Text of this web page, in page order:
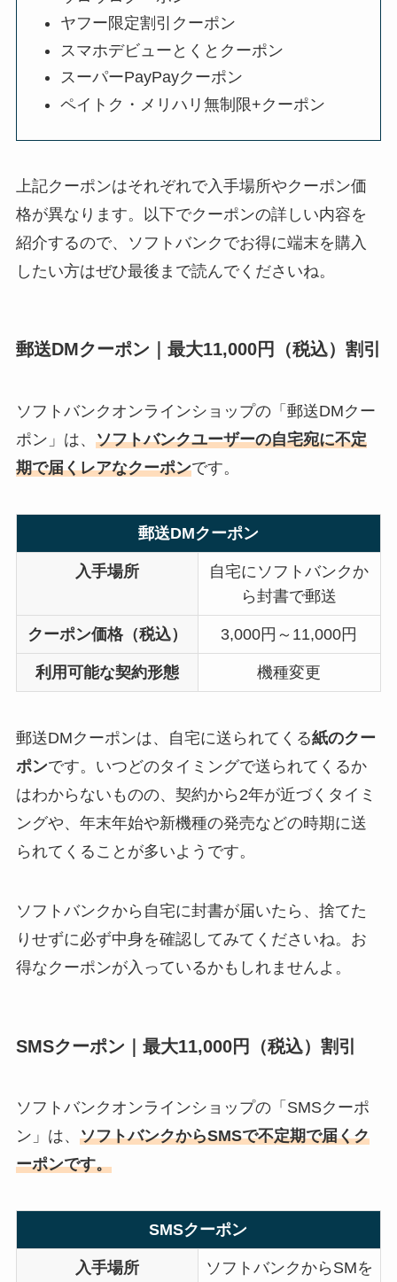
ヤフー限定割引クーポン
スマホデビューとくとクーポン
スーパーPayPayクーポン
ペイトク・メリハリ無制限+クーポン
上記クーポンはそれぞれで入手場所やクーポン価
格が異なります。以下でクーポンの詳しい内容を
紹介するので、ソフトバンクでお得に端末を購入
したい方はぜひ最後まで読んでくださいね。
郵送DMクーポン｜最大11,000円（税込）割引
ソフトバンクオンラインショップの「郵送DMクー
ポン」は、 ソフトバンクユーザーの自宅宛に不定
期で届くレアなクーポンです。
郵送DMクーポン
入手場所
自宅にソフトバンクか
ら封書で郵送
クーポン価格（税込） 3,000円～11,000円
利用可能な契約形態 機種変更
郵送DMクーポンは、自宅に送られてくる紙のクー
ポンです。いつどのタイミングで送られてくるか
はわからないものの、契約から2年が近づくタイミ
ングや、年末年始や新機種の発売などの時期に送
られてくることが多いようです。
ソフトバンクから自宅に封書が届いたら、捨てた
りせずに必ず中身を確認してみてくださいね。お
得なクーポンが入っているかもしれませんよ。
SMSクーポン｜最大11,000円（税込）割引
ソフトバンクオンラインショップの「SMSクーポ
ン」は、 ソフトバンクからSMSで不定期で届くク
ーポンです。
SMSクーポン
入手場所
ソフトバンクからSMを